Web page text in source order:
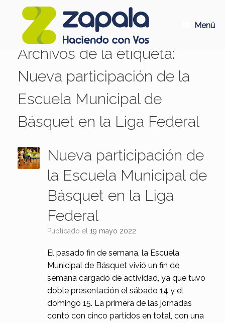
Menú
Archivos de la etiqueta:
Nueva participación de la
Escuela Municipal de
Básquet en la Liga Federal
Nueva participación de
la Escuela Municipal de
Básquet en la Liga
Federal
Publicado el 19 mayo 2022
El pasado fin de semana, la Escuela
Municipal de Básquet vivió un fin de
semana cargado de actividad, ya que tuvo
doble presentación el sábado 14 y el
domingo 15. La primera de las jornadas
contó con cinco partidos en total, con una